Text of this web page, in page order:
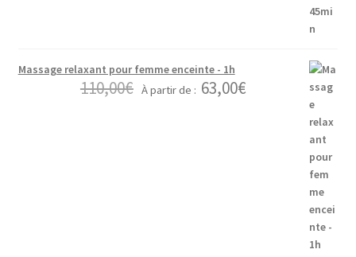
Massage relaxant pour femme enceinte - 1h
110,00€ À partir de : 63,00€